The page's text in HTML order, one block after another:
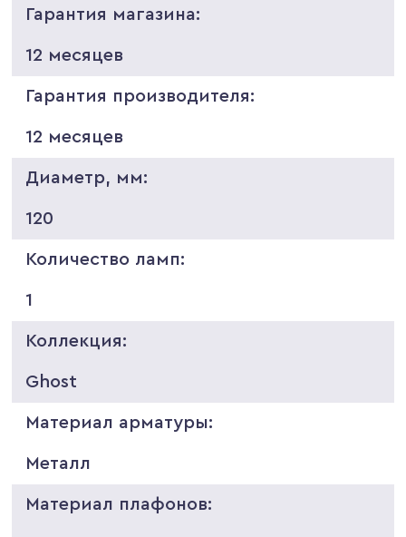
Гарантия магазина:
12 месяцев
Гарантия производителя:
12 месяцев
Диаметр, мм:
120
Количество ламп:
1
Коллекция:
Ghost
Материал арматуры:
Металл
Материал плафонов: